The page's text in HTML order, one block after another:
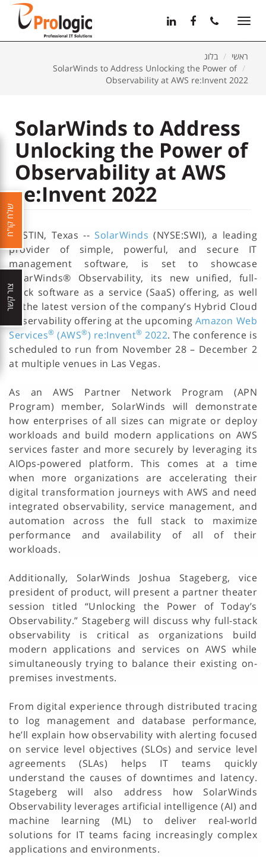
Toggle
ראשי
בלוג
SolarWinds to Address Unlocking the Power of
Observability at AWS re:Invent 2022
SolarWinds to Address
Unlocking the Power of
Observability at AWS
re:Invent 2022
AUSTIN, Texas -- SolarWinds (NYSE:SWI), a leading
provider of simple, powerful, and secure IT
management software, is set to showcase
SolarWinds® Observability, its new unified, full-
stack software as a service (SaaS) offering, as well
as the latest version of the company’s Hybrid Cloud
Observability offering at the upcoming Amazon Web
Services® (AWS®) re:Invent® 2022. The conference is
scheduled to run from November 28 – December 2
at multiple venues in Las Vegas.
As an AWS Partner Network Program (APN
Program) member, SolarWinds will demonstrate
how enterprises of all sizes can migrate or deploy
workloads and build modern applications on AWS
services faster and more securely by leveraging its
AIOps-powered platform. This comes at a time
when more organizations are accelerating their
digital transformation journeys with AWS and need
integrated observability, service management, and
automation across the full stack to maximize
performance and availability of all of their
workloads.
Additionally, SolarWinds Joshua Stageberg, vice
president of product, will present a partner theater
session titled “Unlocking the Power of Today’s
Observability.” Stageberg will discuss why full-stack
observability is critical as organizations build
modern applications and services on AWS while
simultaneously trying to balance their existing on-
premises investments.
From digital experience through distributed tracing
to log management and database performance,
he’ll explain how observability with alerting focused
on service level objectives (SLOs) and service level
agreements (SLAs) helps IT teams quickly
understand the causes of downtimes and latency.
Stageberg will also address how SolarWinds
Observability leverages artificial intelligence (AI) and
machine learning (ML) to deliver real-world
solutions for IT teams facing increasingly complex
applications and environments.
שלח קו"ח
צור קשר